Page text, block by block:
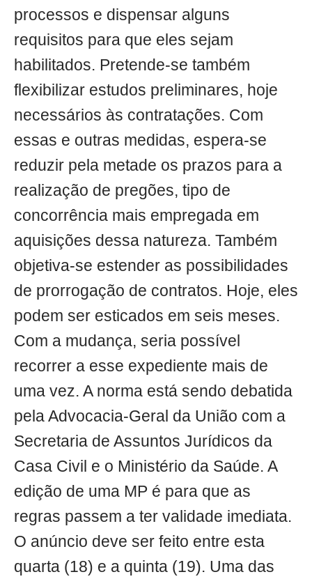
processos e dispensar alguns
requisitos para que eles sejam
habilitados. Pretende-se também
flexibilizar estudos preliminares, hoje
necessários às contratações. Com
essas e outras medidas, espera-se
reduzir pela metade os prazos para a
realização de pregões, tipo de
concorrência mais empregada em
aquisições dessa natureza. Também
objetiva-se estender as possibilidades
de prorrogação de contratos. Hoje, eles
podem ser esticados em seis meses.
Com a mudança, seria possível
recorrer a esse expediente mais de
uma vez. A norma está sendo debatida
pela Advocacia-Geral da União com a
Secretaria de Assuntos Jurídicos da
Casa Civil e o Ministério da Saúde. A
edição de uma MP é para que as
regras passem a ter validade imediata.
O anúncio deve ser feito entre esta
quarta (18) e a quinta (19). Uma das